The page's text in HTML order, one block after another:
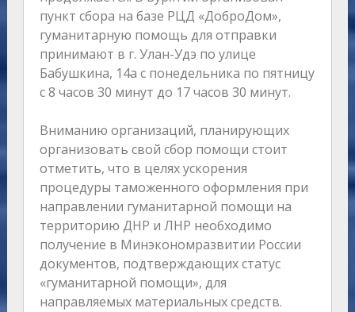
пункт сбора на базе РЦД «ДоброДом»,
гуманитарную помощь для отправки
принимают в г. Улан-Удэ по улице
Бабушкина, 14а с понедельника по пятницу
с 8 часов 30 минут до 17 часов 30 минут.
Вниманию организаций, планирующих
организовать свой сбор помощи стоит
отметить, что в целях ускорения
процедуры таможенного оформления при
направлении гуманитарной помощи на
территорию ДНР и ЛНР необходимо
получение в Минэкономразвитии России
документов, подтверждающих статус
«гуманитарной помощи», для
направляемых материальных средств.